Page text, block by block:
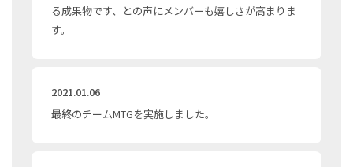
る成果物です、との声にメンバーも嬉しさが高まりま
す。
2021.01.06
最終のチームMTGを実施しました。